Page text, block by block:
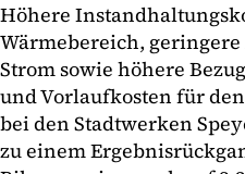
Höhere
Wärmebereich, geringere
Strom sowie höhere
und Vorlaufkosten für
bei den Stadtwerken
zu einem